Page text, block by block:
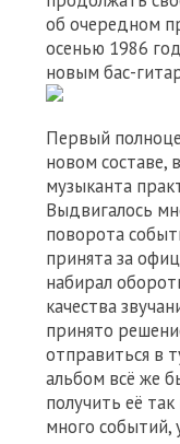
об очередном
осенью 1986
новым бас-
Первый
новом составе,
музыканта
Выдвигалось
поворота
принята за
набирал
качества
принято
отправиться в
альбом всё же
получить её
много событий,